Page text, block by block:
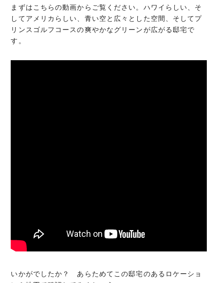
まずはこちらの動画からご覧ください。ハワイらしい、そ
してアメリカらしい、青い空と広々とした空間、そしてプ
リンスゴルフコースの爽やかなグリーンが広がる邸宅で
す。
いかがでしたか？ あらためてこの邸宅のあるロケーショ